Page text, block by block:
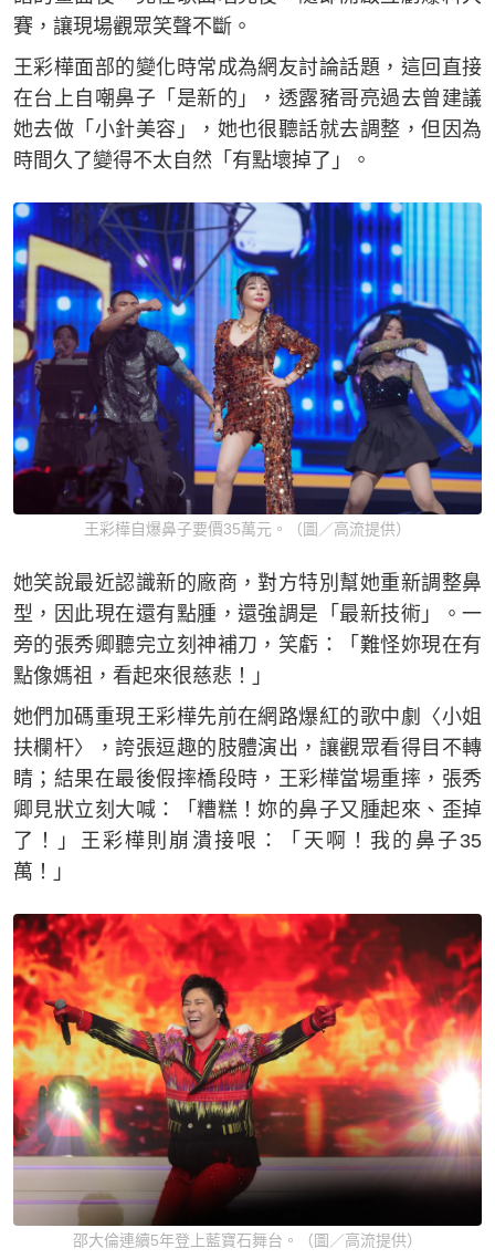
賽，讓現場觀眾笑聲不斷。
王彩樺面部的變化時常成為網友討論話題，這回直接
在台上自嘲鼻子「是新的」，透露豬哥亮過去曾建議
她去做「小針美容」，她也很聽話就去調整，但因為
時間久了變得不太自然「有點壞掉了」。
王彩樺自爆鼻子要價35萬元。（圖／高流提供）
她笑說最近認識新的廠商，對方特別幫她重新調整鼻
型，因此現在還有點腫，還強調是「最新技術」。一
旁的張秀卿聽完立刻神補刀，笑虧：「難怪妳現在有
點像媽祖，看起來很慈悲！」
她們加碼重現王彩樺先前在網路爆紅的歌中劇〈小姐
扶欄杆〉，誇張逗趣的肢體演出，讓觀眾看得目不轉
睛；結果在最後假摔橋段時，王彩樺當場重摔，張秀
卿見狀立刻大喊：「糟糕！妳的鼻子又腫起來、歪掉
了！」王彩樺則崩潰接哏：「天啊！我的鼻子35
萬！」
邵大倫連續5年登上藍寶石舞台。（圖／高流提供）